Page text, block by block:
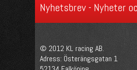
Nyhetsbrev - Nyheter
© 2012 KL racing AB.
Adress: Österängsgatan 1